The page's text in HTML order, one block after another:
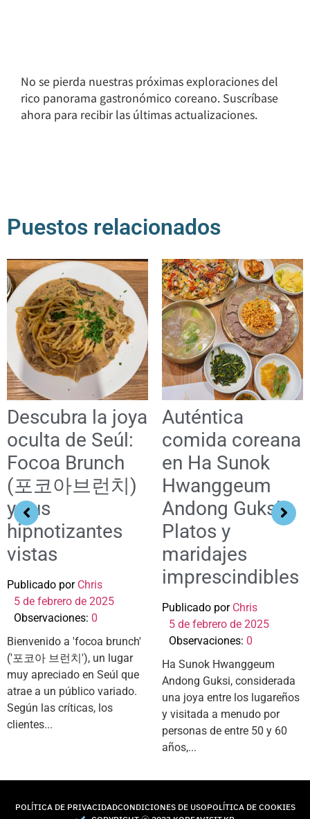
No se pierda nuestras próximas exploraciones del
rico panorama gastronómico coreano. Suscríbase
ahora para recibir las últimas actualizaciones.
Puestos relacionados
Descubra la joya
oculta de Seúl:
Focoa Brunch
(포코아브런치)
y sus
hipnotizantes
vistas
Publicado por Chris
5 de febrero de 2025
Observaciones: 0
Bienvenido a 'focoa brunch'
('포코아 브런치'), un lugar
muy apreciado en Seúl que
atrae a un público variado.
Según las críticas, los
clientes...
Auténtica
comida coreana
en Ha Sunok
Hwanggeum
Andong Guksi:
Platos y
maridajes
imprescindibles
Publicado por Chris
5 de febrero de 2025
Observaciones: 0
Ha Sunok Hwanggeum
Andong Guksi, considerada
una joya entre los lugareños
y visitada a menudo por
personas de entre 50 y 60
años,...
POLÍTICA DE PRIVACIDADCONDICIONES DE USOPOLÍTICA DE COOKIES